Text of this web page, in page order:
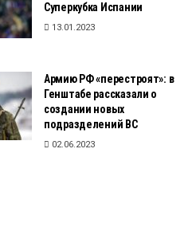
Суперкубка Испании
13.01.2023
Армию РФ «перестроят»: в
Генштабе рассказали о
создании новых
подразделений ВС
02.06.2023